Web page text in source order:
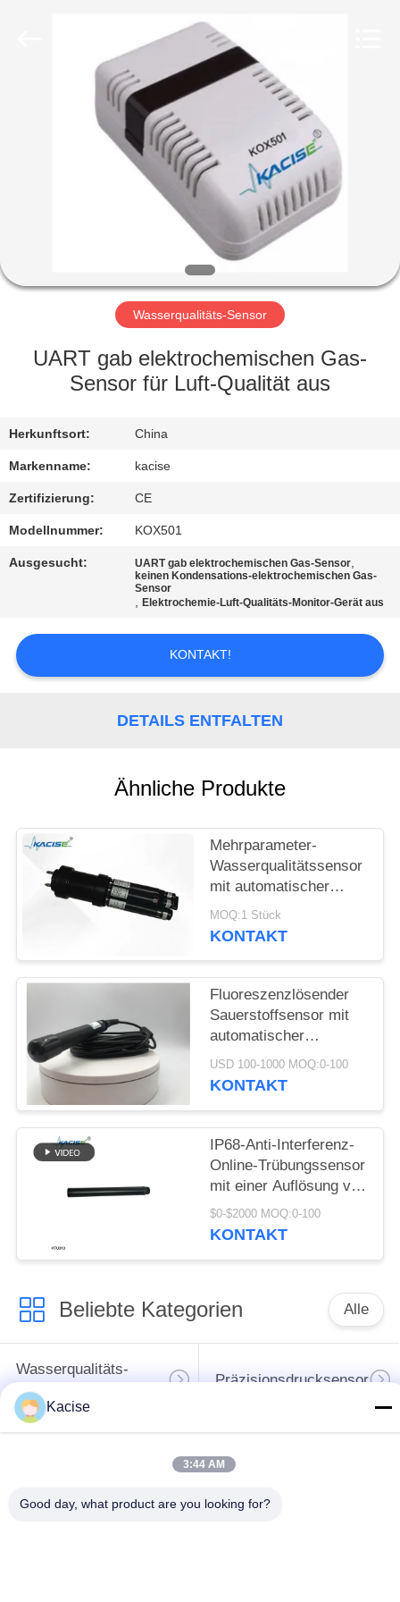
PRODUKTE
ÜBER
UNS
FABRIK-
AUSFLUG
QUALITÄTSKONTROLLE
TRETEN
SIE
UNS
VERBINDUNG
SIE EIN
ZITAT
DATENSCHUTZRICHTLINIE
Wasserqualitäts-Sensor
UART gab elektrochemischen Gas-
Sensor für Luft-Qualität aus
Herkunftsort: China
Markenname: kacise
Zertifizierung: CE
Modellnummer: KOX501
Ausgesucht: UART gab elektrochemischen Gas-Sensor,
keinen Kondensations-elektrochemischen Gas-
Sensor
,Elektrochemie-Luft-Qualitäts-Monitor-Gerät aus
KONTAKT!
DETAILS ENTFALTEN
Ähnliche Produkte
Mehrparameter-
Wasserqualitätssensor
mit automatischer
Reinigungsfunktion
MOQ:1 Stück
KONTAKT
Fluoreszenzlösender
Sauerstoffsensor mit
automatischer
Temperaturkompensation,
kein Elektrolyt
USD 100-1000 MOQ:0-100
KONTAKT
IP68-Anti-Interferenz-
Online-Trübungssensor
mit einer Auflösung von
0,1 NTU für die
industrielle
$0-$2000 MOQ:0-100
KONTAKT
Beliebte Kategorien Alle
Wasserqualitäts-
Sensor
Präzisionsdrucksensor
ausgerichteter
Radars
Kacise
3:44 AM
Good day, what product are you looking for?